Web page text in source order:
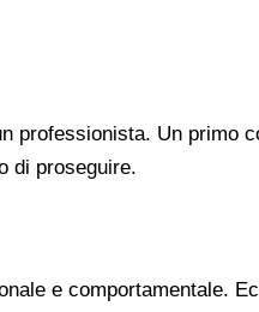
professionista. Un primo
di proseguire.
e comportamentale.